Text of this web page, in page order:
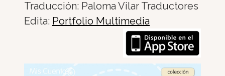
Traducción: Paloma Vilar Traductores
Edita: Portfolio Multimedia